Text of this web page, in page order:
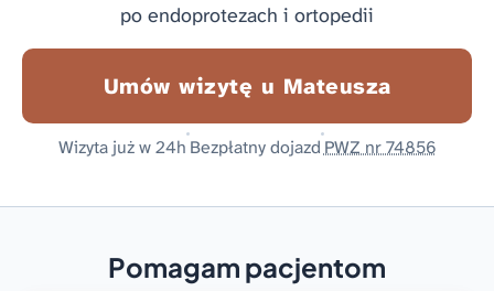
po endoprotezach i ortopedii
Umów wizytę u Mateusza
Wizyta już w 24h Bezpłatny dojazd PWZ nr 74856
Pomagam pacjentom